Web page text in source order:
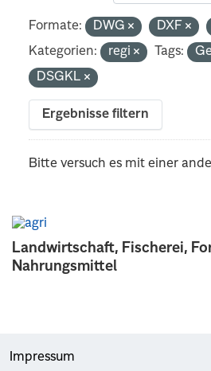
Landwirtschaft, Fischerei,
Nahrungsmittel
Formate: DWG DXF
Kategorien:
regi Tags:
DSGKL
Ergebnisse filtern
Bitte versuch es mit einer
Impressum